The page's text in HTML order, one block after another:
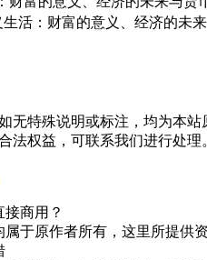
活：财富的意义、经济的未
无特殊说明或标注，均为本
法权益，可联系我们进行处理
商用？
于原作者所有，这里所提供